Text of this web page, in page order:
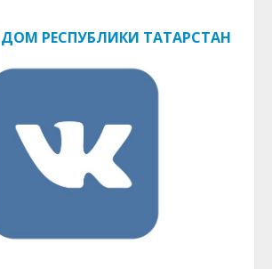
РЕСПУБЛИКИ ТАТАРСТАН